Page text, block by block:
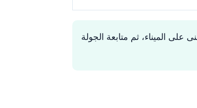
على الميناء، ثم متابعة الجولة